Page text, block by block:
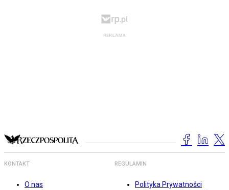
KONTAKT
O nas
REGULAMIN
Polityka Prywatności